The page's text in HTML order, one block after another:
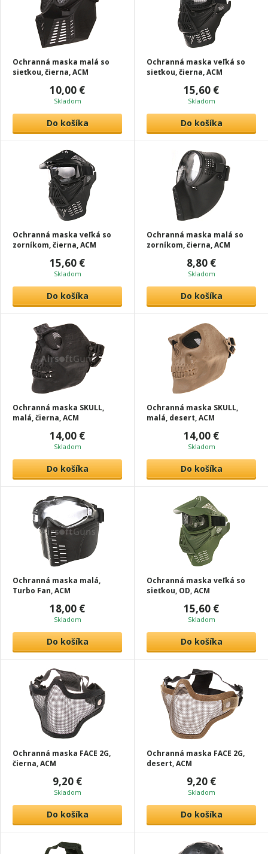
Ochranná maska malá so
sieťkou, čierna, ACM
10,00 €
Skladom
Do košíka
Ochranná maska veľká so
sieťkou, čierna, ACM
15,60 €
Skladom
Do košíka
Ochranná maska veľká so
zorníkom, čierna, ACM
15,60 €
Skladom
Do košíka
Ochranná maska malá so
zorníkom, čierna, ACM
8,80 €
Skladom
Do košíka
Ochranná maska SKULL,
malá, čierna, ACM
14,00 €
Skladom
Do košíka
Ochranná maska SKULL,
malá, desert, ACM
14,00 €
Skladom
Do košíka
Ochranná maska malá,
Turbo Fan, ACM
18,00 €
Skladom
Do košíka
Ochranná maska veľká so
sieťkou, OD, ACM
15,60 €
Skladom
Do košíka
Ochranná maska FACE 2G,
čierna, ACM
9,20 €
Skladom
Do košíka
Ochranná maska FACE 2G,
desert, ACM
9,20 €
Skladom
Do košíka